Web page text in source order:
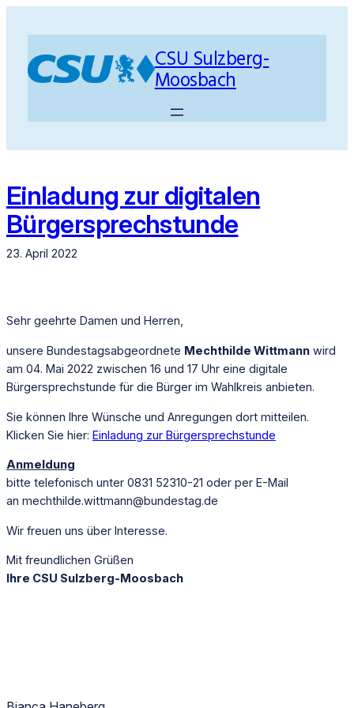
Inhalt
CSU Sulzberg-
Moosbach
Einladung zur digitalen
Bürgersprechstunde
23. April 2022
Sehr geehrte Damen und Herren,
unsere Bundestagsabgeordnete Mechthilde Wittmann wird
am 04. Mai 2022 zwischen 16 und 17 Uhr eine digitale
Bürgersprechstunde für die Bürger im Wahlkreis anbieten.
Sie können Ihre Wünsche und Anregungen dort mitteilen.
Klicken Sie hier: Einladung zur Bürgersprechstunde
Anmeldung
bitte telefonisch unter 0831 52310-21 oder per E-Mail
an mechthilde.wittmann@bundestag.de
Wir freuen uns über Interesse.
Mit freundlichen Grüßen
Ihre CSU Sulzberg-Moosbach